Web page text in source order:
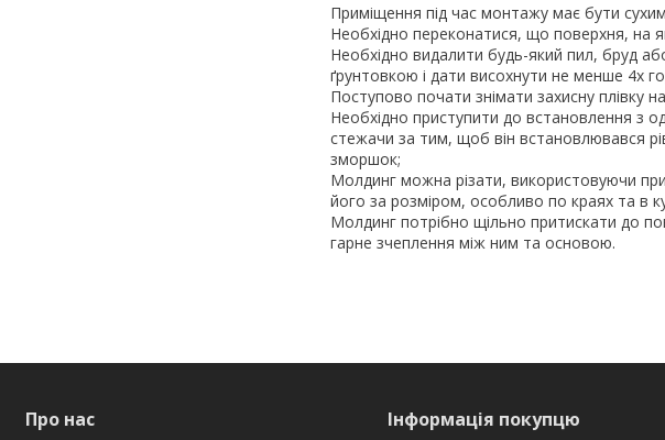
Приміщення під час монтажу має бути
Необхідно переконатися, що поверхня, на
Необхідно видалити будь-який пил, бруд
ґрунтовкою і дати висохнути не менше 4х
Поступово почати знімати захисну плівку
Необхідно приступити до встановлення з
стежачи за тим, щоб він встановлювався
зморшок;
Молдинг можна різати, використовуючи
його за розміром, особливо по краях та в
Молдинг потрібно щільно притискати до
гарне зчеплення між ним та основою.
Про нас Інформація покупцю